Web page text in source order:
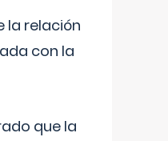
la relación
con la
que la